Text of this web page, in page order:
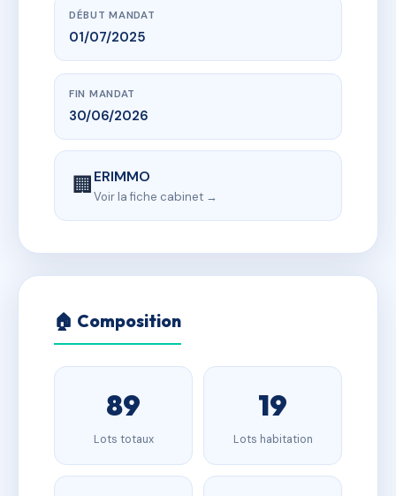
DÉBUT MANDAT
01/07/2025
FIN MANDAT
30/06/2026
🏢ERIMMO
Voir la fiche cabinet →
🏠 Composition
89
Lots totaux
19
Lots habitation